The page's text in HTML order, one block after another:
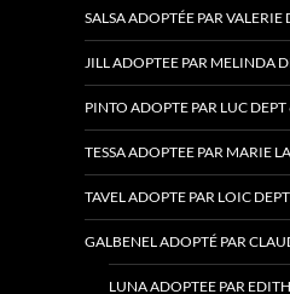
SALSA ADOPTÉE PAR VALERIE
JILL ADOPTEE PAR MELINDA
PINTO ADOPTE PAR LUC DEPT
TESSA ADOPTEE PAR MARIE
TAVEL ADOPTE PAR LOIC
GALBENEL ADOPTÉ PAR
LUNA ADOPTEE PAR